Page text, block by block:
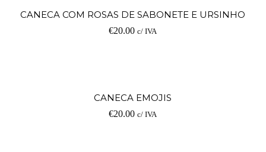
CANECA COM ROSAS DE SABONETE E URSINHO
€20.00 c/ IVA
CANECA EMOJIS
€20.00 c/ IVA